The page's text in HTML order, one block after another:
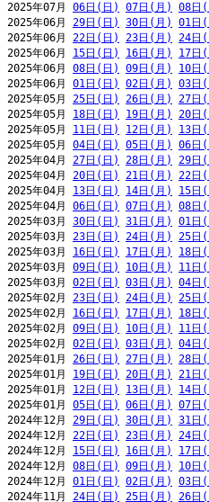
2025年07月 06日(日) 07日(月) 08日
2025年06月 29日(日) 30日(月) 01日
2025年06月 22日(日) 23日(月) 24日
2025年06月 15日(日) 16日(月) 17日
2025年06月 08日(日) 09日(月) 10日
2025年06月 01日(日) 02日(月) 03日
2025年05月 25日(日) 26日(月) 27日
2025年05月 18日(日) 19日(月) 20日
2025年05月 11日(日) 12日(月) 13日
2025年05月 04日(日) 05日(月) 06日
2025年04月 27日(日) 28日(月) 29日
2025年04月 20日(日) 21日(月) 22日
2025年04月 13日(日) 14日(月) 15日
2025年04月 06日(日) 07日(月) 08日
2025年03月 30日(日) 31日(月) 01日
2025年03月 23日(日) 24日(月) 25日
2025年03月 16日(日) 17日(月) 18日
2025年03月 09日(日) 10日(月) 11日
2025年03月 02日(日) 03日(月) 04日
2025年02月 23日(日) 24日(月) 25日
2025年02月 16日(日) 17日(月) 18日
2025年02月 09日(日) 10日(月) 11日
2025年02月 02日(日) 03日(月) 04日
2025年01月 26日(日) 27日(月) 28日
2025年01月 19日(日) 20日(月) 21日
2025年01月 12日(日) 13日(月) 14日
2025年01月 05日(日) 06日(月) 07日
2024年12月 29日(日) 30日(月) 31日
2024年12月 22日(日) 23日(月) 24日
2024年12月 15日(日) 16日(月) 17日
2024年12月 08日(日) 09日(月) 10日
2024年12月 01日(日) 02日(月) 03日
2024年11月 24日(日) 25日(月) 26日